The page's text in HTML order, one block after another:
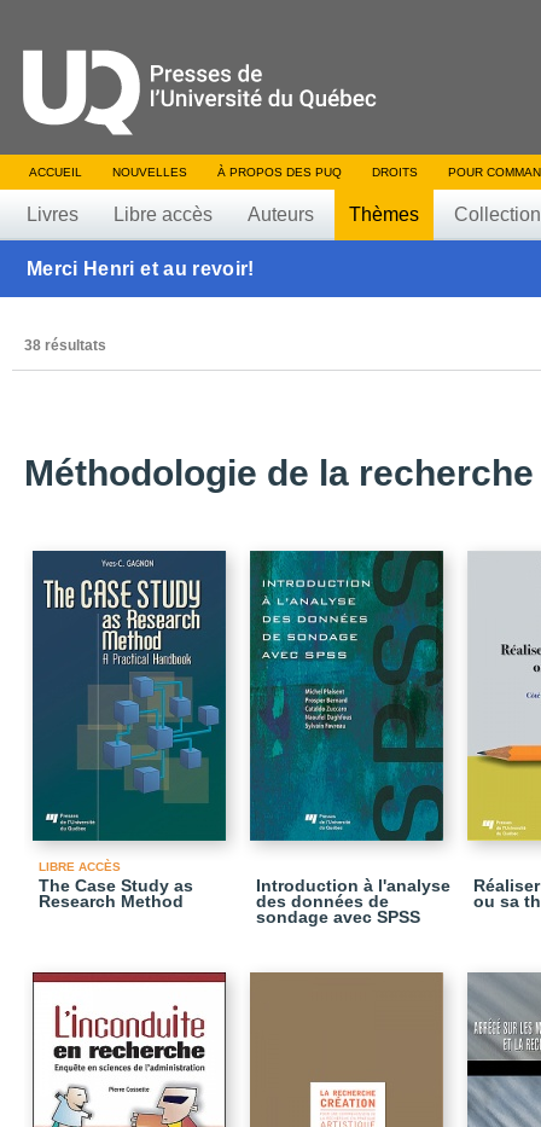
ACCUEIL NOUVELLES À PROPOS DES PUQ DROITS POUR
Livres Libre accès Auteurs Thèmes
Merci Henri et au revoir!
38 résultats
Méthodologie de la recherche
LIBRE ACCÈS
The Case Study as
Research Method
Introduction à l'analyse
des données de
sondage avec SPSS
ou sa